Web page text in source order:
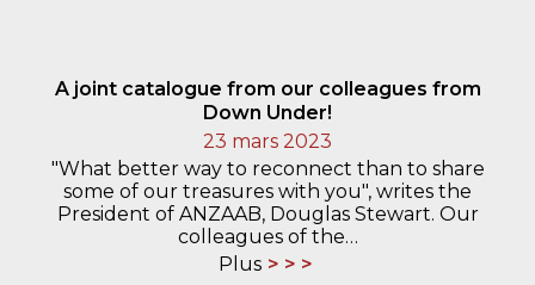
A joint catalogue from our colleagues from
Down Under!
23 mars 2023
"What better way to reconnect than to share
some of our treasures with you", writes the
President of ANZAAB, Douglas Stewart. Our
colleagues of the…
Plus